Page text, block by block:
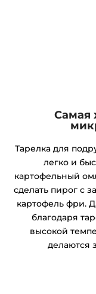
Самая
Тарелка для
легко и
картофельный
сделать пирог с
картофель фри.
благодаря
высокой
делаются